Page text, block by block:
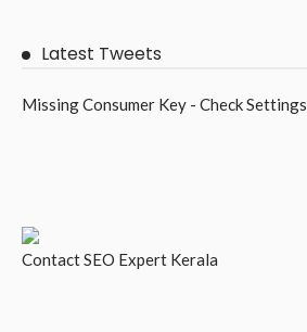
Latest Tweets
Missing Consumer Key - Check Settings
ContactSEO Expert Kerala